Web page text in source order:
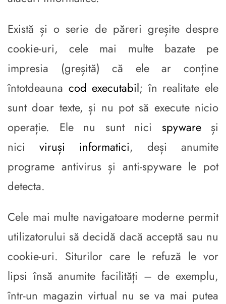
Există și o serie de păreri greșite despre
cookie-uri, cele mai multe bazate pe
impresia (greșită) că ele ar conține
întotdeauna cod executabil; în realitate ele
sunt doar texte, și nu pot să execute nicio
operație. Ele nu sunt nici spywareși
nici viruși informatici, deși anumite
programe antivirus și anti-spyware le pot
detecta.
Cele mai multe navigatoare moderne permit
utilizatorului să decidă dacă acceptă sau nu
cookie-uri. Siturilor care le refuză le vor
lipsi însă anumite facilități – de exemplu,
într-un magazin virtual nu se va mai putea